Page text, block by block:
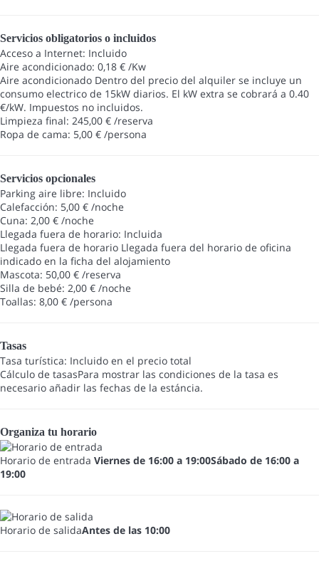
Servicios obligatorios o incluidos
Acceso a Internet: Incluido
Aire acondicionado: 0,18 € /Kw
Aire acondicionado Dentro del precio del alquiler se incluye un
consumo electrico de 15kW diarios. El kW extra se cobrará a 0.40
€/kW. Impuestos no incluidos.
Limpieza final: 245,00 € /reserva
Ropa de cama: 5,00 € /persona
Servicios opcionales
Parking aire libre: Incluido
Calefacción: 5,00 € /noche
Cuna: 2,00 € /noche
Llegada fuera de horario: Incluida
Llegada fuera de horario Llegada fuera del horario de oficina
indicado en la ficha del alojamiento
Mascota: 50,00 € /reserva
Silla de bebé: 2,00 € /noche
Toallas: 8,00 € /persona
Tasas
Tasa turística: Incluido en el precio total
Cálculo de tasasPara mostrar las condiciones de la tasa es
necesario añadir las fechas de la estáncia.
Organiza tu horario
Horario de entrada Viernes de 16:00 a 19:00Sábado de 16:00 a
19:00
Horario de salidaAntes de las 10:00